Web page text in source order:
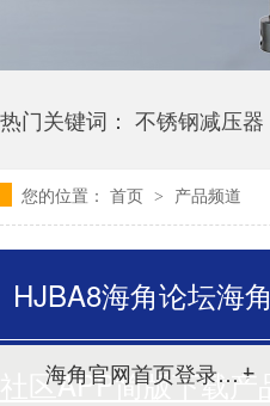
热门关键词： 不锈钢减压器
您的位置： 首页 > 产品频道
HJBA8海角论坛海角
社区APP简版下载产品
海角官网首页登录入口